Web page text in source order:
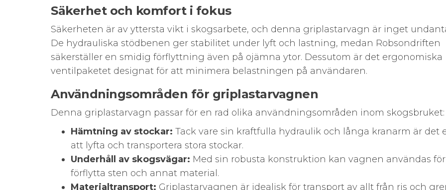
Säkerhet och komfort i fokus
Säkerheten är av yttersta vikt i skogsarbete, och denna griplastarvagn är inget
De hydrauliska stödbenen ger stabilitet under lyft och lastning, medan Robsondriften
säkerställer en smidig förflyttning även på ojämna ytor. Dessutom är det ergonomiska
ventilpaketet designat för att minimera belastningen på användaren.
Användningsområden för griplastarvagnen
Denna griplastarvagn passar för en rad olika användningsområden inom skogsbruket:
Hämtning av stockar: Tack vare sin kraftfulla hydraulik och långa kranarm är det
att lyfta och transportera stora stockar.
Underhåll av skogsvägar: Med sin robusta konstruktion kan vagnen användas
förflytta sten och annat material.
Materialtransport: Griplastarvagnen är idealisk för transport av allt från ris och